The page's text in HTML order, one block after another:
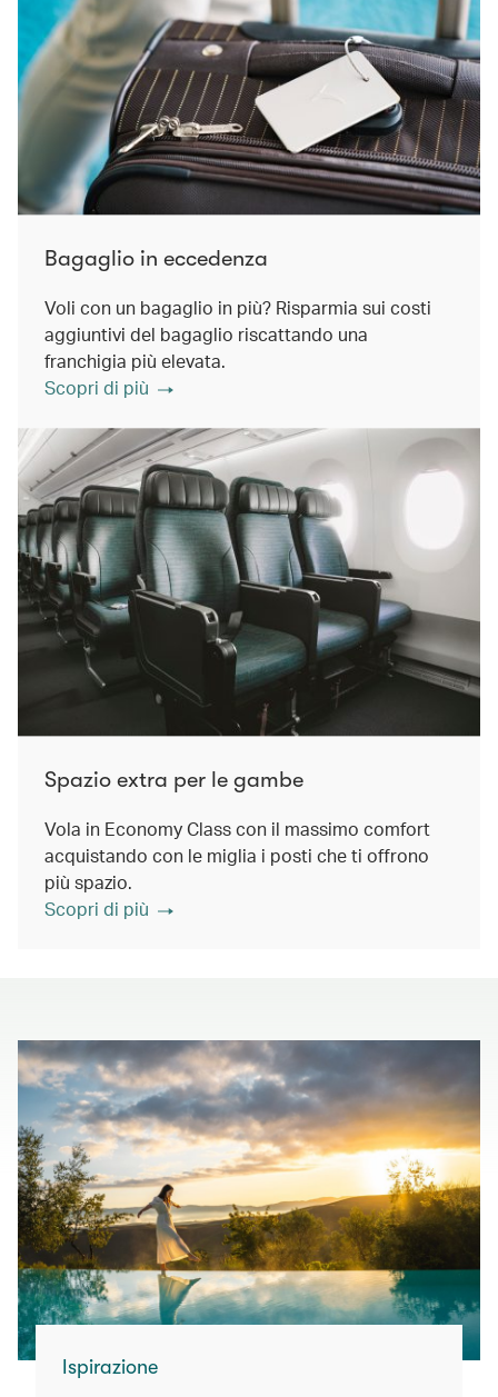
Bagaglio in eccedenza
Voli con un bagaglio in più? Risparmia sui costi
aggiuntivi del bagaglio riscattando una
franchigia più elevata.
Scopri di più
Spazio extra per le gambe
Vola in Economy Class con il massimo comfort
acquistando con le miglia i posti che ti offrono
più spazio.
Scopri di più
Ispirazione